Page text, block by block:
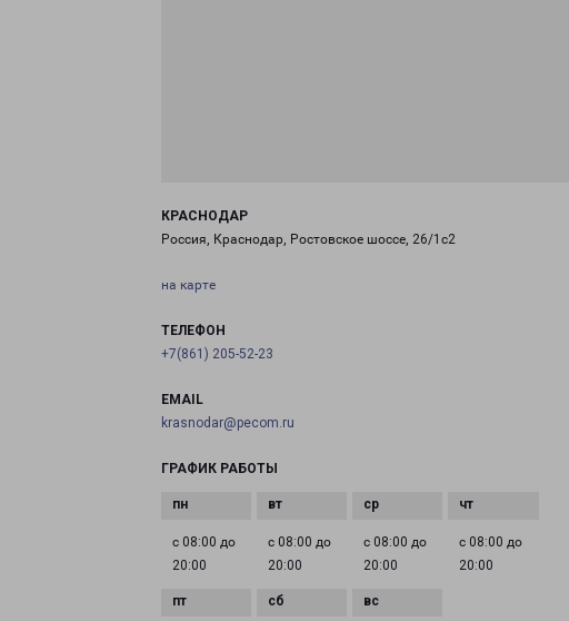
КРАСНОДАР
Россия, Краснодар, Ростовское шоссе, 26/1с2
на карте
ТЕЛЕФОН
+7(861) 205-52-23
EMAIL
krasnodar@pecom.ru
ГРАФИК РАБОТЫ
с 08:00 до
20:00
с 08:00 до
20:00
с 08:00 до
20:00
с 08:00 до
20:00